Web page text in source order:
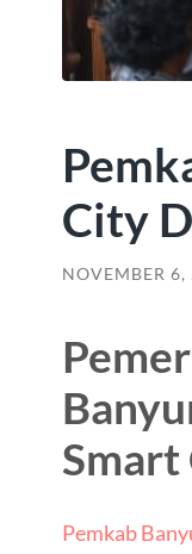
City
NOVEMBER 6,
Smart
Pemkab